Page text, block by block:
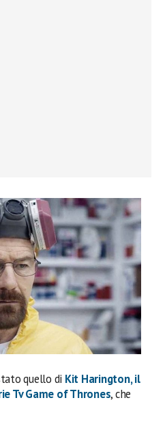
quello di Kit Harington, il
TvGame of Thrones, che